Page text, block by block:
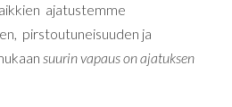
ajatustemme
pirstoutuneisuuden ja
suurin vapaus on ajatuksen